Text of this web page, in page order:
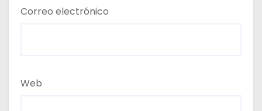
Correo electrónico
Web